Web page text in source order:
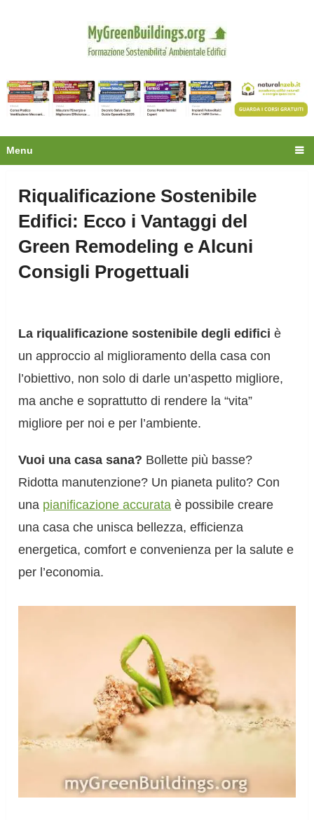
Menu
Riqualificazione Sostenibile
Edifici: Ecco i Vantaggi del
Green Remodeling e Alcuni
Consigli Progettuali
La riqualificazione sostenibile degli edifici è
un approccio al miglioramento della casa con
l’obiettivo, non solo di darle un’aspetto migliore,
ma anche e soprattutto di rendere la “vita”
migliore per noi e per l’ambiente.
Vuoi una casa sana? Bollette più basse?
Ridotta manutenzione? Un pianeta pulito? Con
una pianificazione accurata è possibile creare
una casa che unisca bellezza, efficienza
energetica, comfort e convenienza per la salute e
per l’economia.
Privacy
Oltre 30.000 tecnici
fanno già parte della